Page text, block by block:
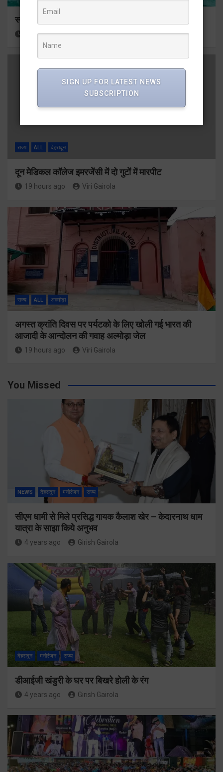
स्नान के दौरान कांवडिया तेज बहाव की चपेट में आकर बहा
19 hours ago Viri Gairola
राज्य ALL देहरादून
दून मेडिकल कॉलेज इमरजेंसी में दो गुटों में मारपीट
19 hours ago Viri Gairola
राज्य ALL अल्मोड़ा
अगस्त क्रांति दिवस पर पर्यटको के लिए खोली गई भारत की
आजादी के आन्दोलन की गवाह अल्मोड़ा जेल
19 hours ago Viri Gairola
You Missed
NEWS देहरादून मनोरंजन राज्य
सीएम धामी से मिले प्रसिद्ध गायक कैलाश खेर – केदारनाथ धाम
यात्रा के साझा किये अनुभव
4 years ago Girish Gairola
देहरादून मनोरंजन राज्य
डीआईजी खंडुरी के घर पर बिखरे होली के रंग
4 years ago Girish Gairola
SIGN UP FOR LATEST NEWS
SUBSCRIPTION